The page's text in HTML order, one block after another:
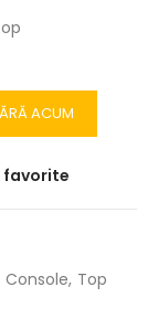
ACUM
favorite
Console Top